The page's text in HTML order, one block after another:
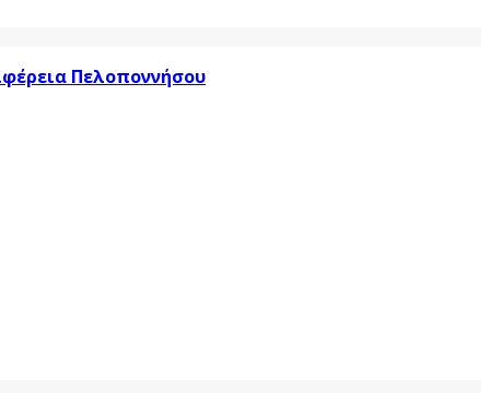
Πελοποννήσου